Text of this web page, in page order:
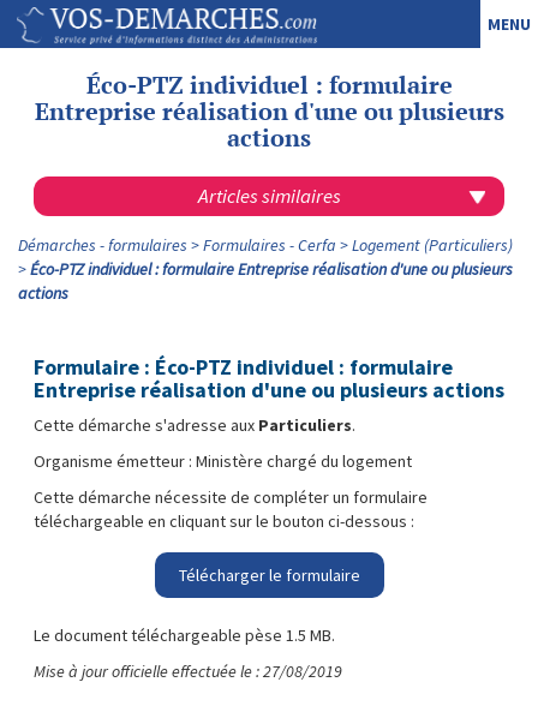
MENU
Éco-PTZ individuel : formulaire
Entreprise réalisation d'une ou plusieurs
actions
Articles similaires
Démarches - formulaires Formulaires - Cerfa
Logement (Particuliers)
Éco-PTZ individuel : formulaire Entreprise réalisation d'une ou plusieurs
actions
Formulaire : Éco-PTZ individuel : formulaire
Entreprise réalisation d'une ou plusieurs actions
Cette démarche s'adresse aux Particuliers.
Organisme émetteur : Ministère chargé du logement
Cette démarche nécessite de compléter un formulaire
téléchargeable en cliquant sur le bouton ci-dessous :
Télécharger le formulaire
Le document téléchargeable pèse 1.5 MB.
Mise à jour officielle effectuée le : 27/08/2019